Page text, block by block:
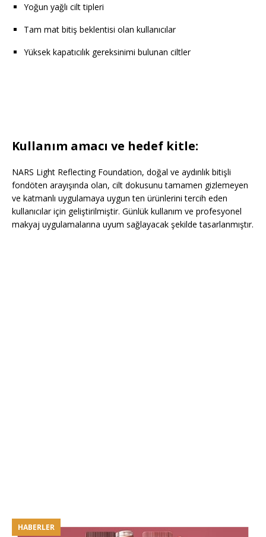
Yoğun yağlı cilt tipleri
Tam mat bitiş beklentisi olan kullanıcılar
Yüksek kapatıcılık gereksinimi bulunan ciltler
Kullanım amacı ve hedef kitle:
NARS Light Reflecting Foundation, doğal ve aydınlık bitişli
fondöten arayışında olan, cilt dokusunu tamamen gizlemeyen
ve katmanlı uygulamaya uygun ten ürünlerini tercih eden
kullanıcılar için geliştirilmiştir. Günlük kullanım ve profesyonel
makyaj uygulamalarına uyum sağlayacak şekilde tasarlanmıştır.
HABERLER